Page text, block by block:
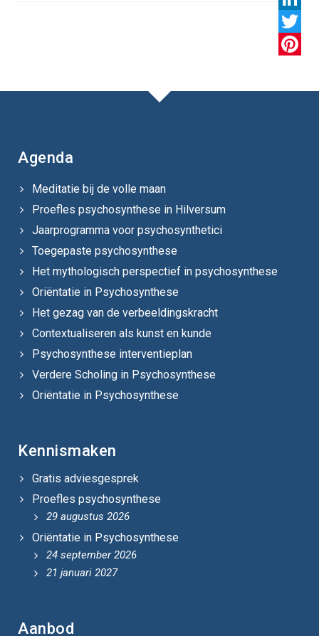
Twitter
Agenda
Meditatie bij de volle maan
Proefles psychosynthese in Hilversum
Jaarprogramma voor psychosynthetici
Toegepaste psychosynthese
Het mythologisch perspectief in psychosynthese
Oriëntatie in Psychosynthese
Het gezag van de verbeeldingskracht
Contextualiseren als kunst en kunde
Psychosynthese interventieplan
Verdere Scholing in Psychosynthese
Oriëntatie in Psychosynthese
Kennismaken
Gratis adviesgesprek
Proefles psychosynthese
29 augustus 2026
Oriëntatie in Psychosynthese
24 september 2026
21 januari 2027
Aanbod